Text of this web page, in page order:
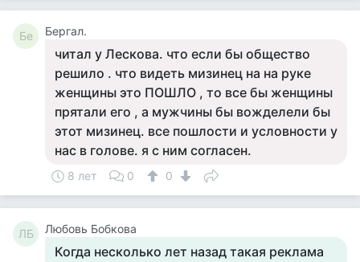
Бе Бергал.
читал у Лескова. что если бы общество
решило . что видеть мизинец на на руке
женщины это ПОШЛО , то все бы женщины
прятали его , а мужчины бы вожделели бы
этот мизинец. все пошлости и условности у
нас в голове. я с ним согласен.
8 лет 0 0
ЛБ Любовь Бобкова
Когда несколько лет назад такая реклама